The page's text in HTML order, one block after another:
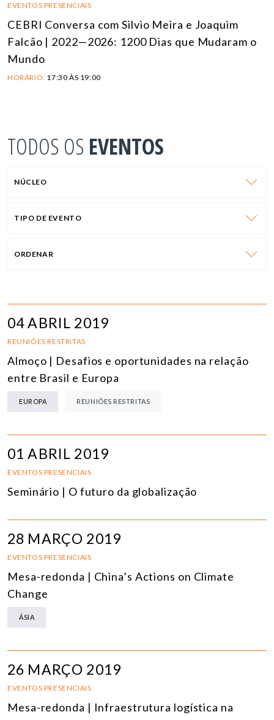
EVENTOS PRESENCIAIS
CEBRI Conversa com Silvio Meira e Joaquim
Falcão | 2022—2026: 1200 Dias que Mudaram o
Mundo
HORÁRIO: 17:30 ÀS 19:00
TODOS OS EVENTOS
NÚCLEO
TIPO DE EVENTO
ORDENAR
04 ABRIL 2019
REUNIÕES RESTRITAS
Almoço | Desafios e oportunidades na relação
entre Brasil e Europa
EUROPA REUNIÕES RESTRITAS
01 ABRIL 2019
EVENTOS PRESENCIAIS
Seminário | O futuro da globalização
28 MARÇO 2019
EVENTOS PRESENCIAIS
Mesa-redonda | China’s Actions on Climate
Change
ÁSIA
26 MARÇO 2019
EVENTOS PRESENCIAIS
Mesa-redonda | Infraestrutura logística na